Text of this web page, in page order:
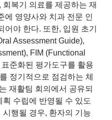
복기 의료를 제공하는 재
에 영양사와 치과 전문 인
야 한다. 또한, 입원 초기
Assessment Guide),
FIM (Functional
준화된 평가도구를 활용
정기적으로 점검하는 체
재활팀 회의에서 공유되
수립에 반영될 수 있도
행될 경우, 환자의 기능